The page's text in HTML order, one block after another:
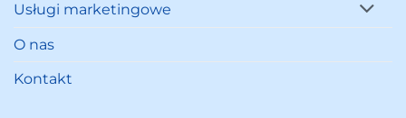
Usługi marketingowe
O nas
Kontakt